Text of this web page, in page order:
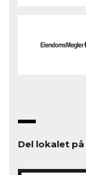
Del lokalet på